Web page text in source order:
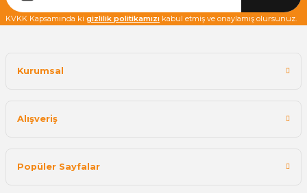
KVKK Kapsamında ki gizlilik politikamızı kabul etmiş ve onaylamış olursunuz.
Kurumsal
Alışveriş
Popüler Sayfalar